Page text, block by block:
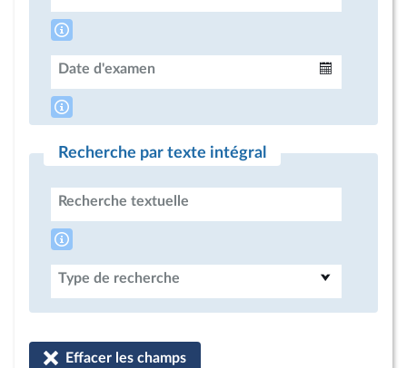
Date d'examen
Recherche par texte intégral
Recherche textuelle
Type de recherche
Effacer les champs